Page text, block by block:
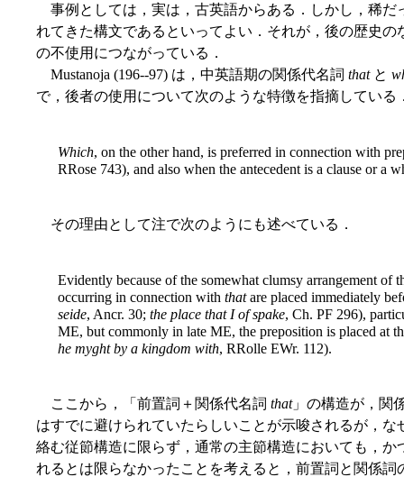
事例としては，実は，古英語からある．しかし，稀だ
れてきた構文であるといってよい．それが，後の歴史
の不使用につながっている．
Mustanoja (196--97) は，中英語期の関係代名詞 thatと
で，後者の使用について次のような特徴を指摘している
Which, on the otherhand, is preferred in connection with
RRose 743), and also when the antecedent is a clause or a
その理由として注で次のようにも述べている．
Evidently because of the somewhat clumsy arrangement of
occurring in connection with thatare placed immediately
seide, Ancr. 30; the place that I of spake, Ch. PF 296),
ME, but commonly in late ME, the preposition is placed at
he myght by a kingdom with, RRolle EWr. 112).
ここから，「前置詞＋関係代名詞 that」の構造が，関
はすでに避けられていたらしいことが示唆されるが，
絡む従節構造に限らず，通常の主節構造においても，
れるとは限らなかったことを考えると，前置詞と関係